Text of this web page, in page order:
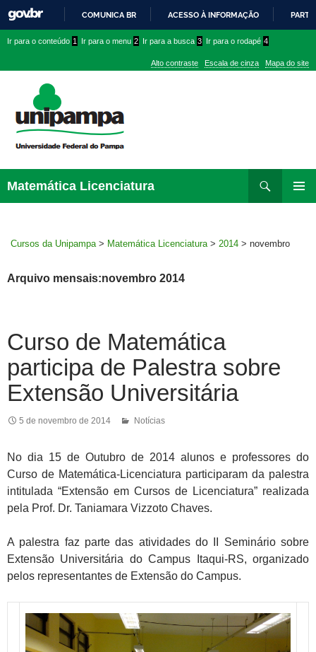
PARA
CONTEÚDO
COMUNICA BR ACESSO À INFORMAÇÃO
conteúdo
menu
superior
menu
Ir para o conteúdo 1 Ir para o menu 2 Ir para a busca 3 Ir para o rodapé 4
Alto contraste Escala de cinza Mapa do site
Matemática Licenciatura
para
Cursos da Unipampa > Matemática Licenciatura > 2014 > novembro
Arquivo mensais:novembro 2014
Curso de Matemática
participa de Palestra sobre
Extensão Universitária
5 de novembro de 2014 Notícias
No dia 15 de Outubro de 2014 alunos e professores do
Curso de Matemática-Licenciatura participaram da palestra
intitulada “Extensão em Cursos de Licenciatura” realizada
pela Prof. Dr. Taniamara Vizzoto Chaves.
A palestra faz parte das atividades do II Seminário sobre
Extensão Universitária do Campus Itaqui-RS, organizado
pelos representantes de Extensão do Campus.